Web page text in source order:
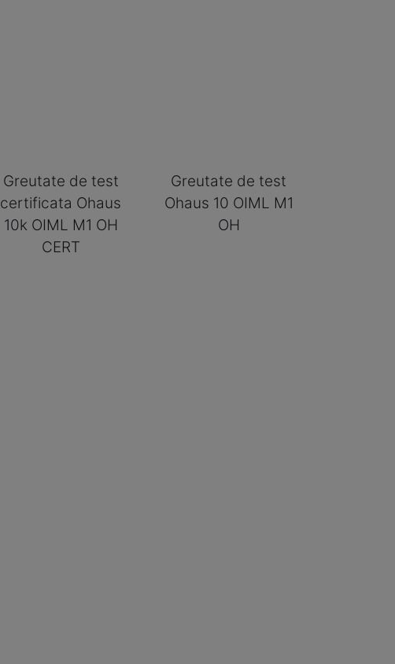
Greutate de test
certificata Ohaus
10k OIML M1 OH
CERT
Greutate de test
Ohaus 10 OIML M1
OH